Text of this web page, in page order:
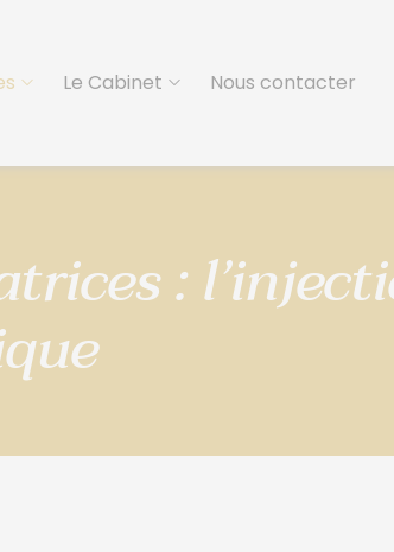
Le Cabinet Nous contacter
: